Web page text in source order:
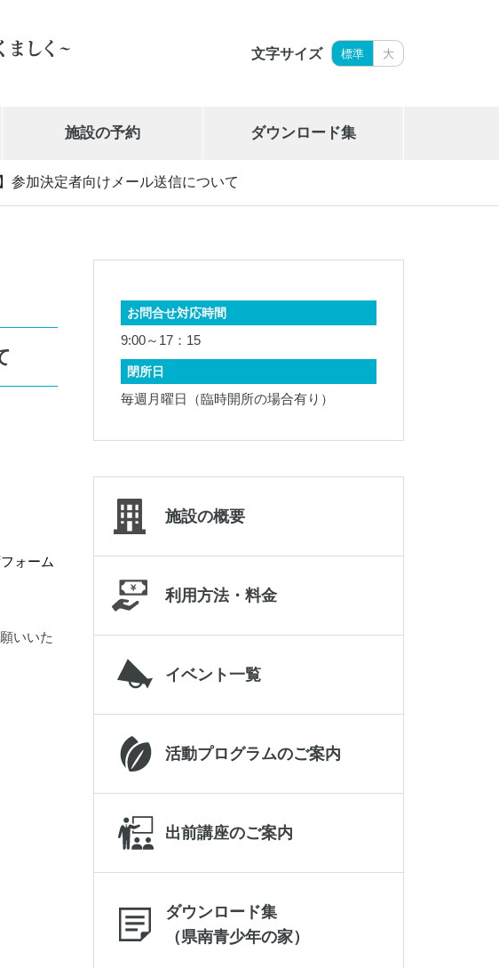
文字サイズ 標準 大
施設の予約 ダウンロード集
019-689-2265
岩手県勤労身体障がい者体育館
019-645-2187
0195-23-9511
参加決定者向けメール送信について
ォーム
いいた
お問合せ対応時間
9:00～17：15
閉所日
毎週月曜日（臨時開所の場合有り）
施設の概要
利用方法・料金
イベント一覧
活動プログラムのご案内
出前講座のご案内
ダウンロード集
（県南青少年の家）